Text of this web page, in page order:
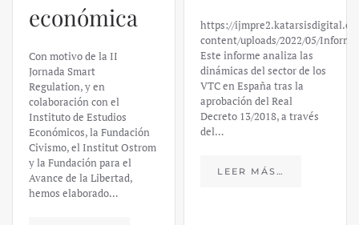
económica
Con motivo de la II
Jornada Smart
Regulation, y en
colaboración con el
Instituto de Estudios
Económicos, la Fundación
Civismo, el Institut Ostrom
y la Fundación para el
Avance de la Libertad,
hemos elaborado…
https://
content/uploads/2022/05/
Este informe analiza las
dinámicas del sector de los
VTC en España tras la
aprobación del Real
Decreto 13/2018, a través
del…
LEER MÁS…